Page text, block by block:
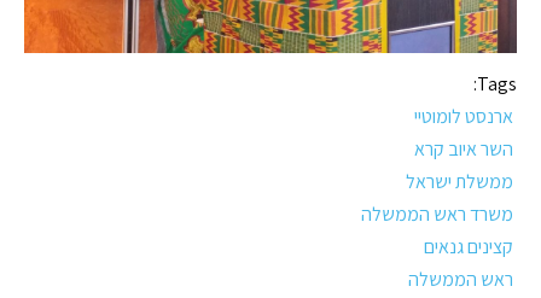
Tags:
ארנסט לומוטיי
השר איוב קרא
ממשלת ישראל
משרד ראש הממשלה
קצינים גנאים
ראש הממשלה